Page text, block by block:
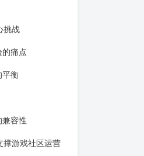
挑战
痛点
平衡
容性
撑游戏社区运营